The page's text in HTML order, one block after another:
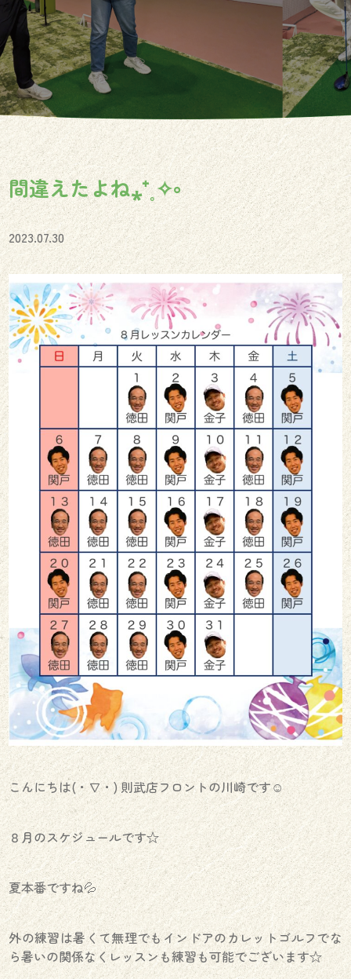
間違えたよね⁎⁺˳✧༚
2023.07.30
こんにちは(・∇・) 則武店フロントの川崎です☺︎
８月のスケジュールです☆
夏本番ですね💦
外の練習は暑くて無理でもインドアのカレットゴルフでな
ら暑いの関係なくレッスンも練習も可能でございます☆